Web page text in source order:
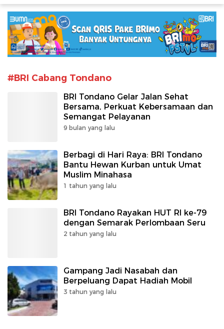
#BRI Cabang Tondano
BRI Tondano Gelar Jalan Sehat
Bersama, Perkuat Kebersamaan dan
Semangat Pelayanan
9 bulan yang lalu
Berbagi di Hari Raya: BRI Tondano
Bantu Hewan Kurban untuk Umat
Muslim Minahasa
1 tahun yang lalu
BRI Tondano Rayakan HUT RI ke-79
dengan Semarak Perlombaan Seru
2 tahun yang lalu
Gampang Jadi Nasabah dan
Berpeluang Dapat Hadiah Mobil
3 tahun yang lalu